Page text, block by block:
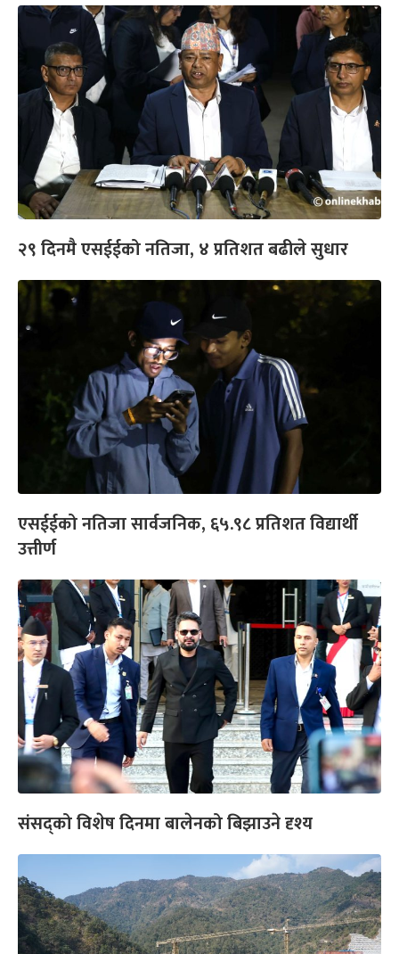
२९ दिनमै एसईईको नतिजा, ४ प्रतिशत बढीले सुधार
एसईईको नतिजा सार्वजनिक, ६५.९८ प्रतिशत विद्यार्थी
उत्तीर्ण
संसद्को विशेष दिनमा बालेनको बिझाउने दृश्य